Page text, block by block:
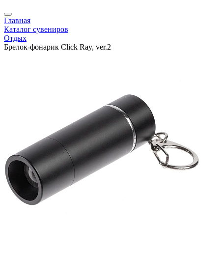
Главная
Каталог сувениров
Отдых
Брелок-фонарик Click Ray, ver.2